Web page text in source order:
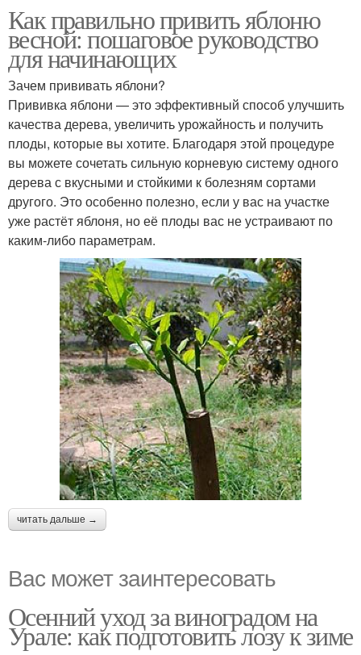
Как правильно привить яблоню
весной: пошаговое руководство
для начинающих
Зачем прививать яблони?
Прививка яблони — это эффективный способ улучшить
качества дерева, увеличить урожайность и получить
плоды, которые вы хотите. Благодаря этой процедуре
вы можете сочетать сильную корневую систему одного
дерева с вкусными и стойкими к болезням сортами
другого. Это особенно полезно, если у вас на участке
уже растёт яблоня, но её плоды вас не устраивают по
каким-либо параметрам.
читать дальше →
Вас может заинтересовать
Осенний уход за виноградом на
Урале: как подготовить лозу к зиме